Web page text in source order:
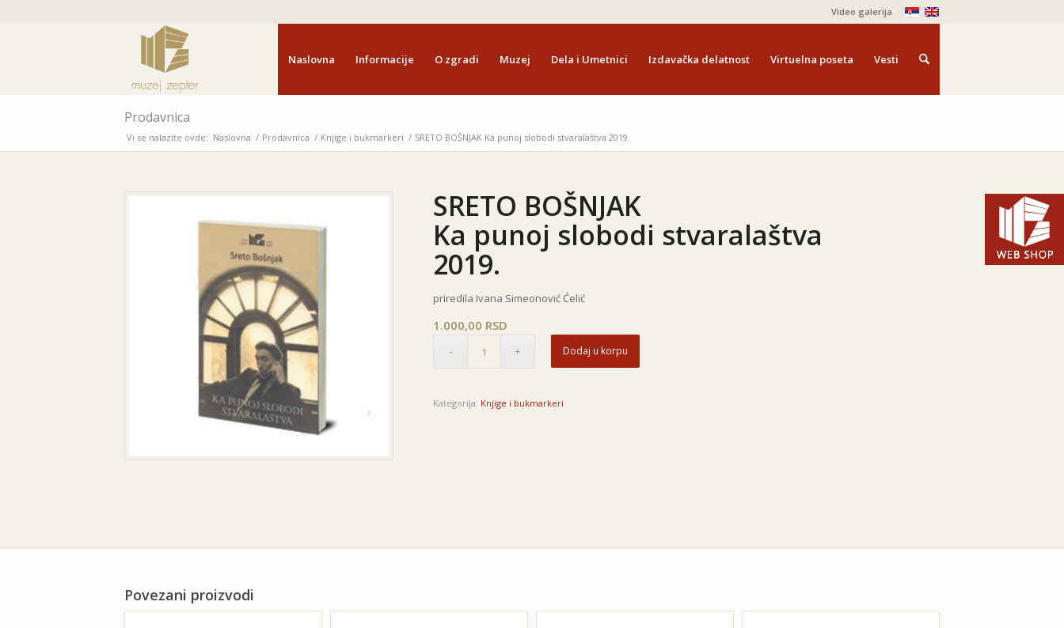
Video galerija
Naslovna Informacije O zgradi Muzej Dela i Umetnici Izdavačka delatnost Virtuelna poseta Vesti
Prodavnica
Vi se nalazite ovde: Naslovna / Prodavnica / Knjige i bukmarkeri / SRETO BOŠNJAK Ka punoj slobodi stvaralaštva 2019.
SRETO BOŠNJAK
Ka punoj slobodi stvaralaštva
2019.
priredila Ivana Simeonović Ćelić
1.000,00 RSD
Dodaj u korpu
Kategorija: Knjige i bukmarkeri
Povezani proizvodi